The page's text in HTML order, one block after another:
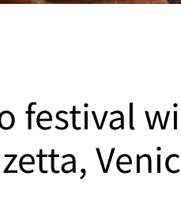
festival